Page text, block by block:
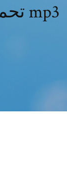
تحميل رصاصات أرشيف mp3